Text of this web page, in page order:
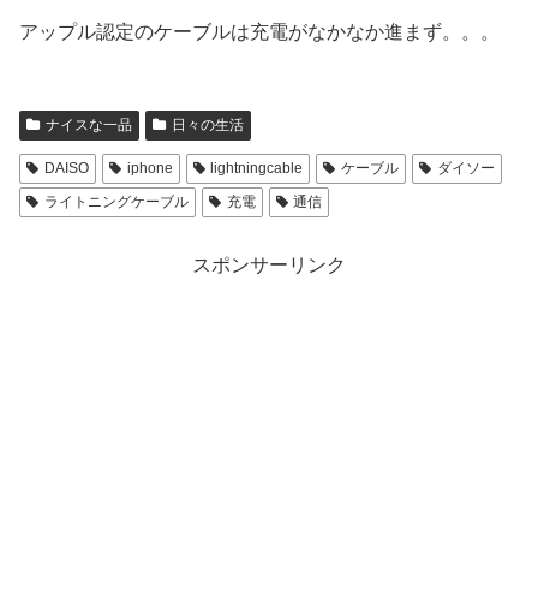
アップル認定のケーブルは充電がなかなか進まず。。。
ナイスな一品 日々の生活
DAISO iphone lightningcable ケーブル
ダイソー
ライトニングケーブル
充電 通信
スポンサーリンク